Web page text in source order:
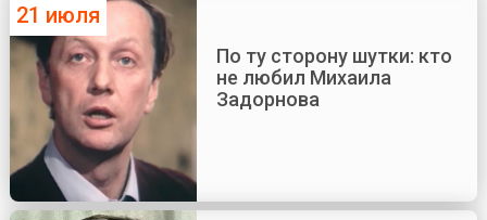
21 июля
По ту сторону шутки: кто
не любил Михаила
Задорнова